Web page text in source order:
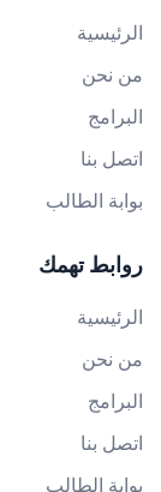
الرئيسية
من نحن
البرامج
اتصل بنا
بوابة الطالب
روابط تهمك
الرئيسية
من نحن
البرامج
اتصل بنا
بوابة الطالب